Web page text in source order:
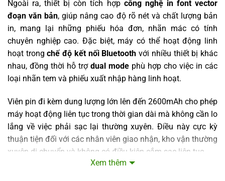
Trọng lượng hộp carton 9.112 kg
Độ bền đầu in
Phiếu: ≥150 km (mật độ in ≤25%) /
100 triệu xung (25°C)
Nhãn: ≥50 km (mật độ in ≤25%) / 100
triệu xung (25°C)
Nhãn: ≥30 km (mật độ in ≤60%) / 100
triệu xung (25°C)
Chứng nhận
CCC, SRRC, CE, FCC, UN38.3, IP54
Ngoài ra, thiết bị còn tích hợpcông nghệ in font vector
đoạn văn bản, giúp nâng cao độ rõ nét và chất lượng bản
in, mang lại những phiếu hóa đơn, nhãn mác có tính
chuyên nghiệp cao. Đặc biệt, máy có thể hoạt động linh
hoạt trongchế độ kết nối Bluetooth với nhiều thiết bị khác
nhau, đồng thời hỗ trợ dual mode phù hợp cho việc in các
loại nhãn tem và phiếu xuất nhập hàng linh hoạt.
Viên pin đi kèm dung lượng lớn lên đến 2600mAh cho phép
máy hoạt động liên tục trong thời gian dài mà không cần lo
lắng về việc phải sạc lại thường xuyên. Điều này cực kỳ
thuận tiện đối với các nhân viên giao nhận, kho vận thường
xuyên di chuyển và không có điều kiện cắm sạc liên tục.
Xem thêm